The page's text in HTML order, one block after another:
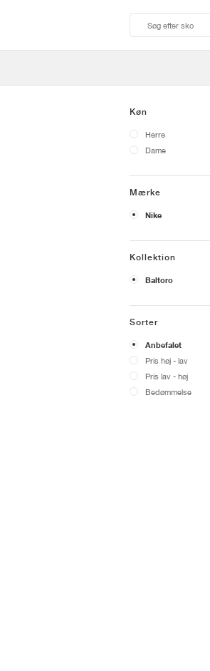
Køn
Herre
Dame
Mærke
Nike
Kollektion
Baltoro
Sorter
Anbefalet
Pris høj - lav
Pris lav - høj
Bedømmelse